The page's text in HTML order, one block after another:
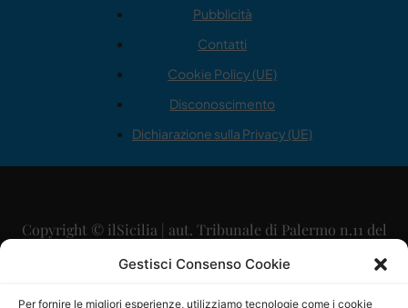
Gestisci Consenso Cookie
Per fornire le migliori esperienze, utilizziamo tecnologie come i cookie
Pubblicità
Contatti
Cookie Policy (UE)
Disconoscimento
Dichiarazione sulla Privacy (UE)
Copyright © ilSicilia | aut. Tribunale di Palermo n.11 del
29/09/2015